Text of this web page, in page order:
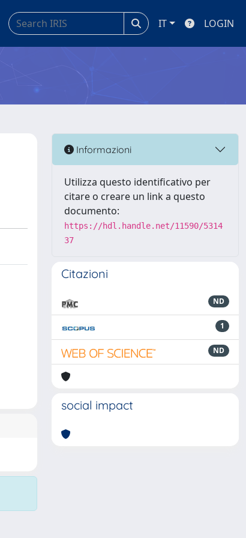
IT LOGIN
Informazioni
Utilizza questo identificativo per
citare o creare un link a questo
documento:
https://hdl.handle.net/11590/5314
37
Citazioni
ND
1
ND
social impact